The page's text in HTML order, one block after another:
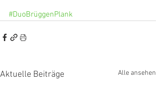
#DuoBrüggenPlank
Aktuelle Beiträge Alle ansehen